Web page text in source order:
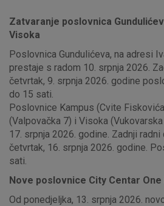
Zatvaranje poslovnica
Visoka
Poslovnica Gundulićeva, na adresi
prestaje s radom 10. srpnja 2026.
četvrtak, 9. srpnja 2026. godine
do 15 sati.
Poslovnice Kampus (Cvite
(Valpovačka 7) i Visoka
17. srpnja 2026. godine. Zadnji
četvrtak, 16. srpnja 2026. godine.
sati.
Nove poslovnice City Centar One
Od ponedjeljka, 13. srpnja 2026.